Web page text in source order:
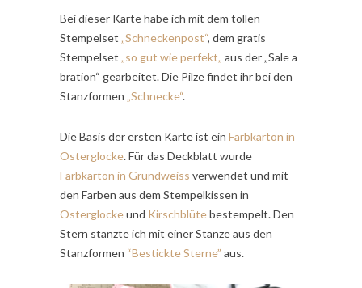
Bei dieser Karte habe ich mit dem tollen
Stempelset „Schneckenpost“, dem gratis
Stempelset „so gut wie perfekt„ aus der „Sale a
bration“ gearbeitet. Die Pilze findet ihr bei den
Stanzformen „Schnecke“.
Die Basis der ersten Karte ist ein Farbkarton in
Osterglocke. Für das Deckblatt wurde
Farbkarton in Grundweiss verwendet und mit
den Farben aus dem Stempelkissen in
Osterglockeund Kirschblütebestempelt. Den
Stern stanzte ich mit einer Stanze aus den
Stanzformen “Bestickte Sterne” aus.